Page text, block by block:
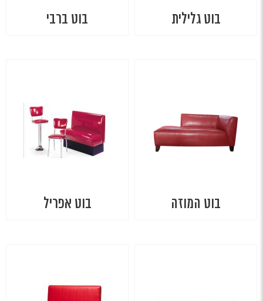
בוט גלילית בוט ברבי
בוט המוזה בוט אפריל